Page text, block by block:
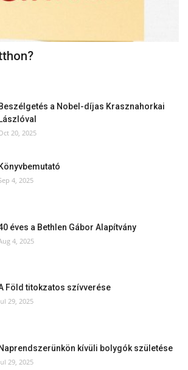
Beszélgetés a Nobel-díjas Krasznahorkai
Lászlóval
20, 2025
Könyvbemutató
4, 2025
éves a Bethlen Gábor Alapítvány
4, 2025
Föld titokzatos szívverése
29, 2025
Naprendszerünkön kívüli bolygók születése
29, 2025